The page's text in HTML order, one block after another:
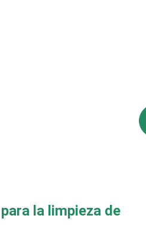
la limpieza de